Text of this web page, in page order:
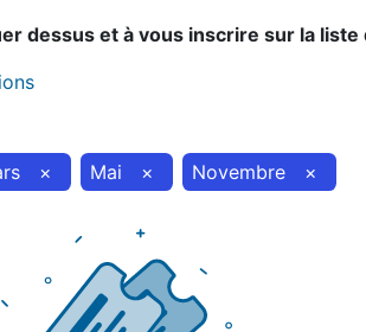
dessus et à vous inscrire sur la liste
× Mai × Novembre ×